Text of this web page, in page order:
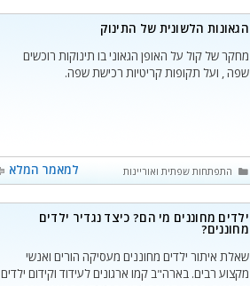
הגאונות הלשונית של התינוק
מחקר של קול על האופן הגאוני בו תינוקות רוכשים
שפה , ועל תקופות קריטיות רכישת שפה.
למאמר המלא קטגוריות
התפתחות שפתית ואוריינות
ילדים מחוננים מי הם? כיצד נגדיר ילדים
מחוננים?
שאלת איתור ילדים מחוננים מעסיקה הורים ואנשי
מקצוע רבים. בארה"ב קמו ארגונים לעידוד וקידום ילדים